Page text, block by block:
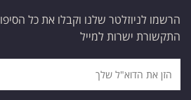
הרשמו לניוזלטר שלנו וקבלו את כל
התקשורת ישרות למייל